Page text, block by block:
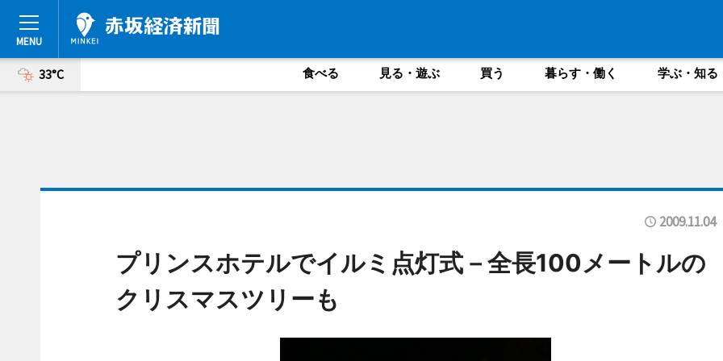
33°C 食べる 見る・遊ぶ 買う 暮らす・働く 学ぶ・知る
2009.11.04
プリンスホテルでイルミ点灯式－全長100メートルの
クリスマスツリーも